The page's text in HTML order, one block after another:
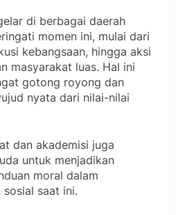
di berbagai daerah
momen ini, mulai dari
kebangsaan, hingga aksi
masyarakat luas. Hal ini
gotong royong dan
nyata dari nilai-nilai
dan akademisi juga
untuk menjadikan
moral dalam
saat ini.